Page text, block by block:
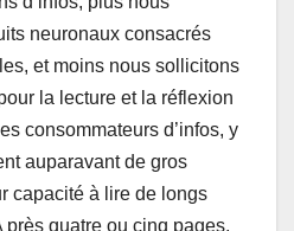
neuronaux consacrés
et moins nous sollicitons
la lecture et la réflexion
consommateurs d’infos, y
auparavant de gros
capacité à lire de longs
près quatre ou cinq pages,